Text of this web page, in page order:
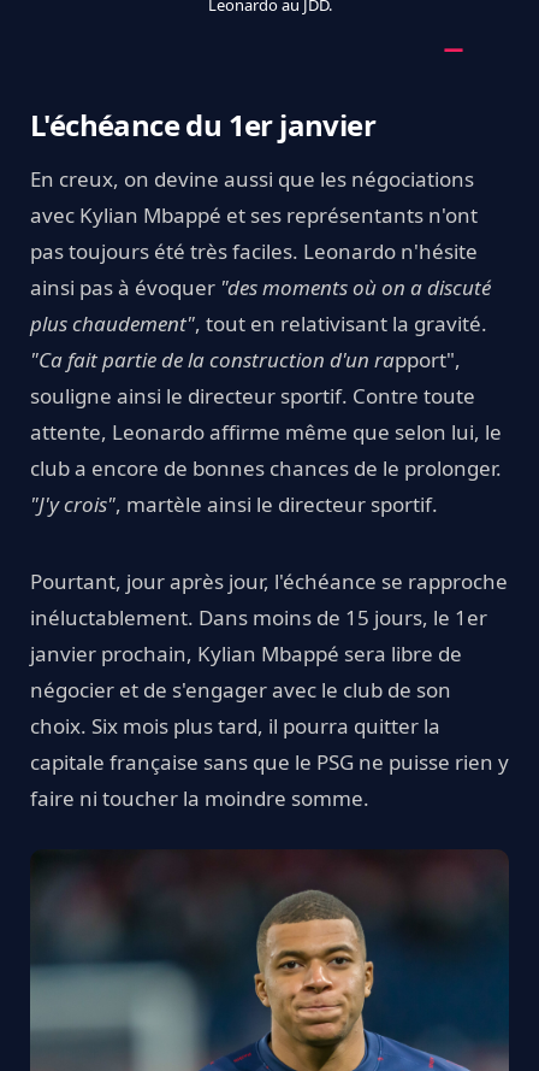
Leonardo au JDD.
L'échéance du 1er janvier
En creux, on devine aussi que les négociations
avec Kylian Mbappé et ses représentants n'ont
pas toujours été très faciles. Leonardo n'hésite
ainsi pas à évoquer "des moments où on a discuté
plus chaudement", tout en relativisant la gravité.
"Ca fait partie de la construction d'un rapport",
souligne ainsi le directeur sportif. Contre toute
attente, Leonardo affirme même que selon lui, le
club a encore de bonnes chances de le prolonger.
"J'y crois", martèle ainsi le directeur sportif.
Pourtant, jour après jour, l'échéance se rapproche
inéluctablement. Dans moins de 15 jours, le 1er
janvier prochain, Kylian Mbappé sera libre de
négocier et de s'engager avec le club de son
choix. Six mois plus tard, il pourra quitter la
capitale française sans que le PSG ne puisse rien y
faire ni toucher la moindre somme.